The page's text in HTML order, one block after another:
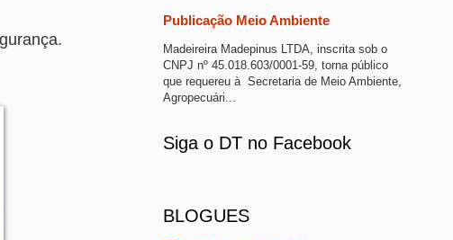
Publicação Meio Ambiente
Madeireira Madepinus LTDA, inscrita sob o
CNPJ nº 45.018.603/0001-59, torna público
que requereu à Secretaria de Meio Ambiente,
Agropecuári...
Siga o DT no Facebook
BLOGUES